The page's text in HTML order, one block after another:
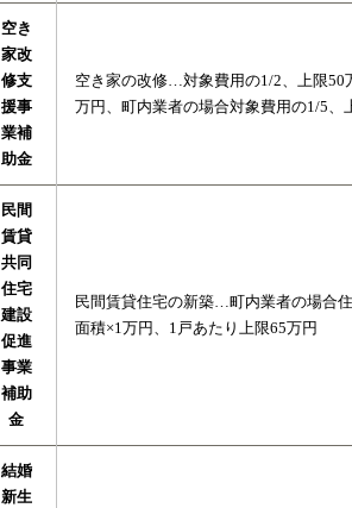
空き
家改
修支
援事
業補
助金
空き家の改修…対象費用の1/2、上限
万円、町内業者の場合対象費用の1/5、
民間
賃貸
共同
住宅
建設
促進
事業
補助
金
民間賃貸住宅の新築…町内業者の場合
面積×1万円、1戸あたり上限65万円
結婚
新生